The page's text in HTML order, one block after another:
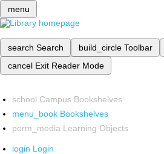
menu
search Search build_circle Toolbar
cancel Exit Reader Mode
school Campus Bookshelves
menu_book Bookshelves
perm_media Learning Objects
login Login